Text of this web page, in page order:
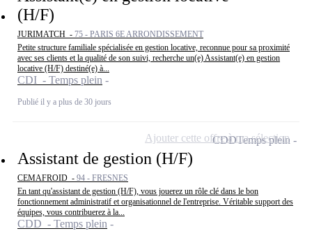
(H/F)
JURIMATCH - 75 - PARIS 6E ARRONDISSEMENT
Petite structure familiale spécialisée en gestion locative, reconnue pour sa proximité
avec ses clients et la qualité de son suivi, recherche un(e) Assistant(e) en gestion
locative (H/F) destiné(e) à...
CDI - Temps plein
Publié il y a plus de 30 jours
Assistant de gestion (H/F)
CEMAFROID - 94 - FRESNES
En tant qu'assistant de gestion (H/F), vous jouerez un rôle clé dans le bon
fonctionnement administratif et organisationnel de l'entreprise. Véritable support des
équipes, vous contribuerez à la...
CDD - Temps plein
CDDTemps plein
Ajouter cette offre à ma sélection